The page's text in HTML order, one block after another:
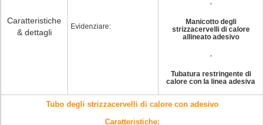
Caratteristiche
& dettagli
Evidenziare:
Manicotto degli
strizzacervelli di calore
allineato adesivo
Tubatura restringente di
calore con la linea adesiva
Tubo degli strizzacervelli di calore con adesivo
Caratteristiche: